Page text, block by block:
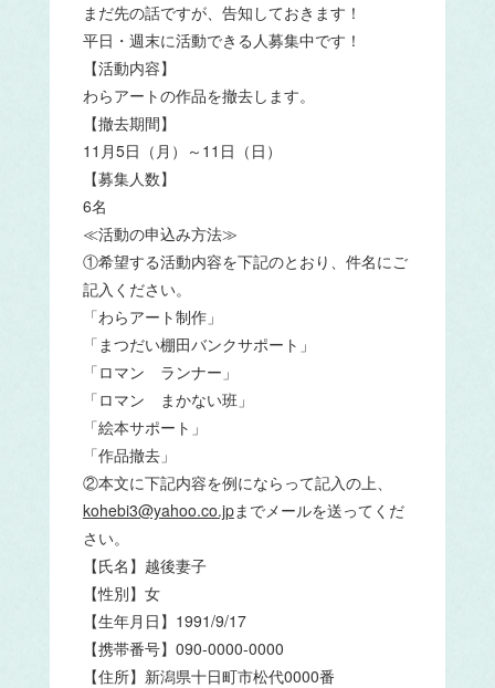
まだ先の話ですが、告知しておきます！
平日・週末に活動できる人募集中です！
【活動内容】
わらアートの作品を撤去します。
【撤去期間】
11月5日（月）～11日（日）
【募集人数】
6名
≪活動の申込み方法≫
①希望する活動内容を下記のとおり、件名にご
記入ください。
「わらアート制作」
「まつだい棚田バンクサポート」
「ロマン ランナー」
「ロマン まかない班」
「絵本サポート」
「作品撤去」
②本文に下記内容を例にならって記入の上、
kohebi3@yahoo.co.jpまでメールを送ってくだ
さい。
【氏名】越後妻子
【性別】女
【生年月日】1991/9/17
【携帯番号】090-0000-0000
【住所】新潟県十日町市松代0000番